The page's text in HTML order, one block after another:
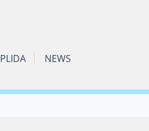
PLIDA NEWS